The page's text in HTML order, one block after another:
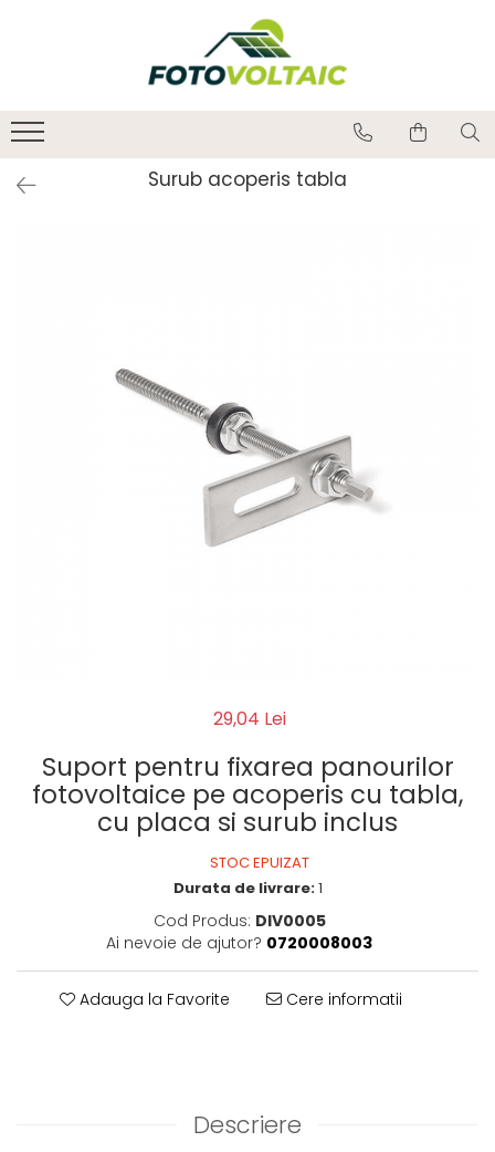
Surub acoperis tabla
29,04 Lei
Suport pentru fixarea panourilor
fotovoltaice pe acoperis cu tabla,
cu placa si surub inclus
STOC EPUIZAT
Durata de livrare:1
Cod Produs: DIV0005
Ai nevoie de ajutor? 0720008003
Adauga la Favorite Cere informatii
Descriere